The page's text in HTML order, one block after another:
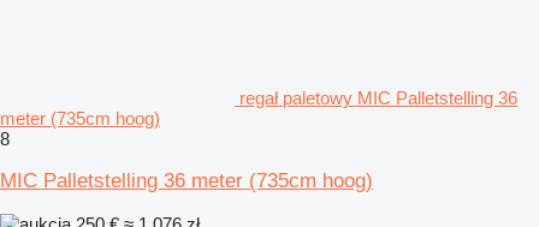
regał paletowy MIC Palletstelling 36
meter (735cm hoog)
8
MIC Palletstelling 36 meter (735cm hoog)